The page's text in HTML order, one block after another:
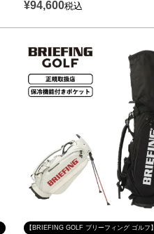
¥94,600税込
【BRIEFING GOLF ブリーフィング ゴルフ】